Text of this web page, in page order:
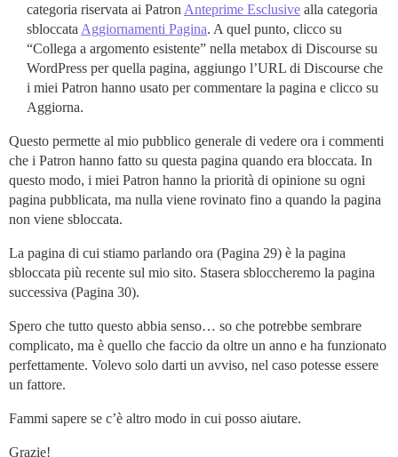
categoria riservata ai Patron Anteprime Esclusive alla categoria
sbloccata Aggiornamenti Pagina. A quel punto, clicco su
“Collega a argomento esistente” nella metabox di Discourse su
WordPress per quella pagina, aggiungo l’URL di Discourse che
i miei Patron hanno usato per commentare la pagina e clicco su
Aggiorna.
Questo permette al mio pubblico generale di vedere ora i commenti
che i Patron hanno fatto su questa pagina quando era bloccata. In
questo modo, i miei Patron hanno la priorità di opinione su ogni
pagina pubblicata, ma nulla viene rovinato fino a quando la pagina
non viene sbloccata.
La pagina di cui stiamo parlando ora (Pagina 29) è la pagina
sbloccata più recente sul mio sito. Stasera sbloccheremo la pagina
successiva (Pagina 30).
Spero che tutto questo abbia senso… so che potrebbe sembrare
complicato, ma è quello che faccio da oltre un anno e ha funzionato
perfettamente. Volevo solo darti un avviso, nel caso potesse essere
un fattore.
Fammi sapere se c’è altro modo in cui posso aiutare.
Grazie!